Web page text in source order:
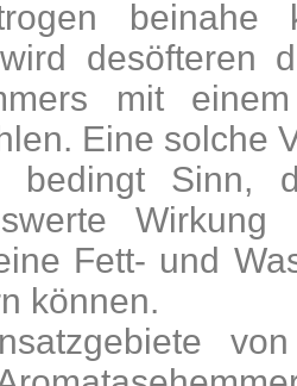
beinahe
desöfteren
mit
Eine solche
bedingt Sinn,
Fett- und
können.
von